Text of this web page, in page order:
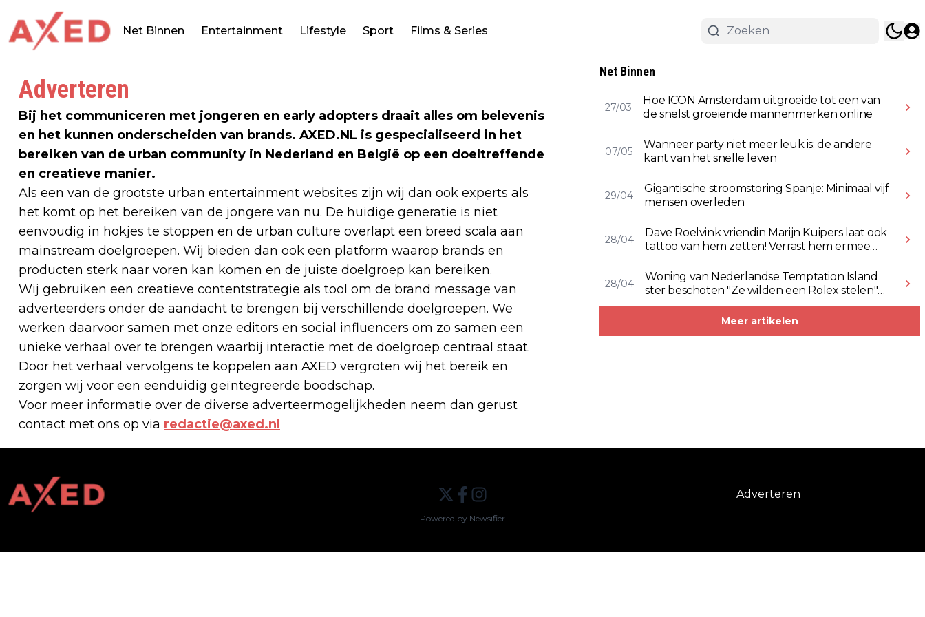
Net Binnen Entertainment Lifestyle Sport Films & Series
Adverteren
Bij het communiceren met jongeren en early adopters draait alles om belevenis
en het kunnen onderscheiden van brands. AXED.NL is gespecialiseerd in het
bereiken van de urban community in Nederland en België op een doeltreffende
en creatieve manier.
Als een van de grootste urban entertainment websites zijn wij dan ook experts als
het komt op het bereiken van de jongere van nu. De huidige generatie is niet
eenvoudig in hokjes te stoppen en de urban culture overlapt een breed scala aan
mainstream doelgroepen. Wij bieden dan ook een platform waarop brands en
producten sterk naar voren kan komen en de juiste doelgroep kan bereiken.
Wij gebruiken een creatieve contentstrategie als tool om de brand message van
adverteerders onder de aandacht te brengen bij verschillende doelgroepen. We
werken daarvoor samen met onze editors en social influencers om zo samen een
unieke verhaal over te brengen waarbij interactie met de doelgroep centraal staat.
Door het verhaal vervolgens te koppelen aan AXED vergroten wij het bereik en
zorgen wij voor een eenduidig geïntegreerde boodschap.
Voor meer informatie over de diverse adverteermogelijkheden neem dan gerust
contact met ons op via redactie@axed.nl
Net Binnen
27/03
Hoe ICON Amsterdam uitgroeide tot een van
de snelst groeiende mannenmerken online
07/05
Wanneer party niet meer leuk is: de andere
kant van het snelle leven
29/04
Gigantische stroomstoring Spanje: Minimaal vijf
mensen overleden
28/04
Dave Roelvink vriendin Marijn Kuipers laat ook
tattoo van hem zetten! Verrast hem ermee
28/04
Woning van Nederlandse Temptation Island
ster beschoten "Ze wilden een Rolex stelen"
(Video)
Meer artikelen
Adverteren
Powered by Newsifier